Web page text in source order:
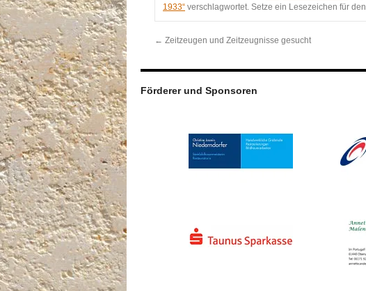
1933“ verschlagwortet. Setze ein Lesezeichen für den
← Zeitzeugen und Zeitzeugnisse gesucht
Förderer und Sponsoren